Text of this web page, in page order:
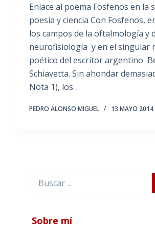
Enlace al poema Fosfenos en la
poesía y ciencia Con Fosfenos,
los campos de la oftalmología y
neurofisiología y en el singular
poético del escritor argentino
Schiavetta. Sin ahondar
Nota 1), los…
PEDRO ALONSO MIGUEL 13 MAYO 2014
Buscar
Sobre mí